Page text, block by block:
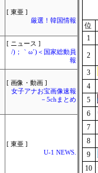
[ 東亜 ]
厳選！韓国情報
[ ニュース ]
/)；｀ω´)＜国家総動員
報
[ 画像・動画 ]
女子アナお宝画像速報
－5chまとめ
[ 東亜 ]
U-1 NEWS.
位
1
2
3
4
5
6
7
8
9
10